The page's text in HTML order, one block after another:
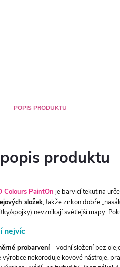
POPIS PRODUKTU
produktu
Colours PaintOn je barvicí tekutina
složek, takže zirkon dobře
spojky) nevznikají světlejší mapy.
nejvíc
probarvení– vodní složení bez
výrobce nekoroduje kovové nástroje,